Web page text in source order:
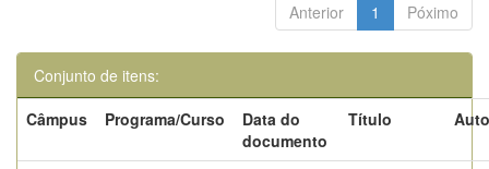
Anterior 1 Póximo
Conjunto de itens:
Câmpus
Programa/Curso
Data do
documento
Título